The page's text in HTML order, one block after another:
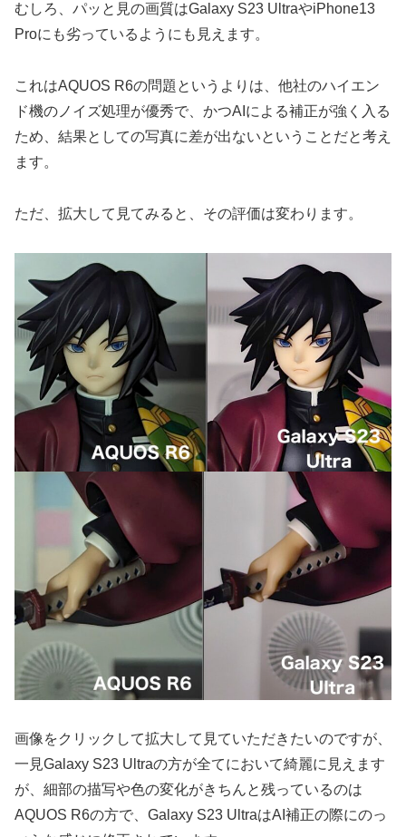
むしろ、パッと見の画質はGalaxy S23 UltraやiPhone13
Proにも劣っているようにも見えます。
これはAQUOS R6の問題というよりは、他社のハイエン
ド機のノイズ処理が優秀で、かつAIによる補正が強く入る
ため、結果としての写真に差が出ないということだと考え
ます。
ただ、拡大して見てみると、その評価は変わります。
画像をクリックして拡大して見ていただきたいのですが、
一見Galaxy S23 Ultraの方が全てにおいて綺麗に見えます
が、細部の描写や色の変化がきちんと残っているのは
AQUOS R6の方で、Galaxy S23 UltraはAI補正の際にのっ